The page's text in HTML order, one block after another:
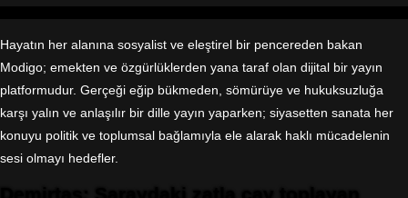
Hayatın her alanına sosyalist ve eleştirel bir pencereden bakan
Modigo; emekten ve özgürlüklerden yana taraf olan dijital bir yayın
platformudur. Gerçeği eğip bükmeden, sömürüye ve hukuksuzluğa
karşı yalın ve anlaşılır bir dille yayın yaparken; siyasetten sanata her
konuyu politik ve toplumsal bağlamıyla ele alarak haklı mücadelenin
sesi olmayı hedefler.